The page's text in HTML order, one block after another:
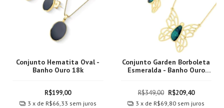
Conjunto Hematita Oval -
Banho Ouro 18k
R$199,00
3 x de R$66,33 sem juros
Conjunto Garden Borboleta
Esmeralda - Banho Ouro
R$349,00 R$209,40
3 x de R$69,80 sem juros